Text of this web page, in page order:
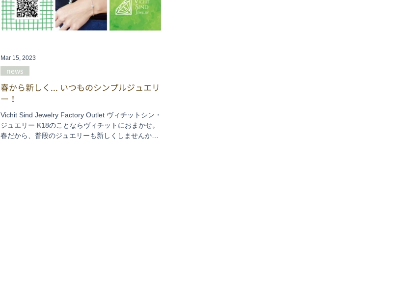
春から新しく... いつものシンプルジュエリ
ー！
Vichit Sind Jewelry Factory Outlet ヴィチットシン・
ジュエリー K18のことならヴィチットにおまかせ。
春だから、普段のジュエリーも新しくしませんか。
news
Mar 15, 2023